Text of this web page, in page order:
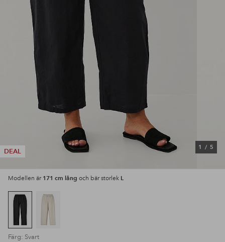
DEAL
1 / 5
Modellen är 171 cm lång och bär storlek L
Färg: Svart